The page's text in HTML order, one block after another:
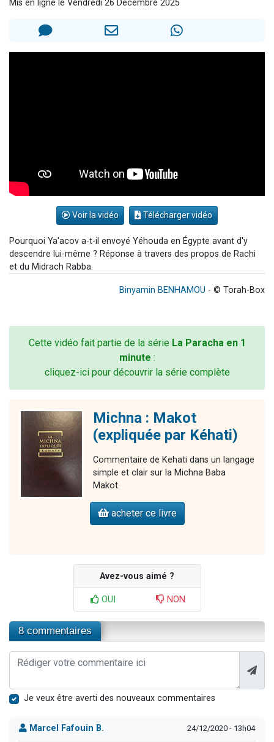
Mis en ligne le Vendredi 26 Décembre 2025
Voir la vidéo Télécharger vidéo
Pourquoi Ya'acov a-t-il envoyé Yéhouda en Égypte avant d'y
descendre lui-même ? Réponse à travers des propos de Rachi
et du Midrach Rabba.
Binyamin BENHAMOU - © Torah-Box
Cette vidéo fait partie de la série La Paracha en 1
minute :
cliquez-ici pour découvrir la série complète
Michna : Makot
(expliquée par Kéhati)
Commentaire de Kehati dans un langage
simple et clair sur la Michna Baba
Makot.
acheter ce livre
Avez-vous aimé ?
OUI NON
8 commentaires
Je veux être averti des nouveaux commentaires
Marcel Fafouin B. 24/12/2020 - 13h04